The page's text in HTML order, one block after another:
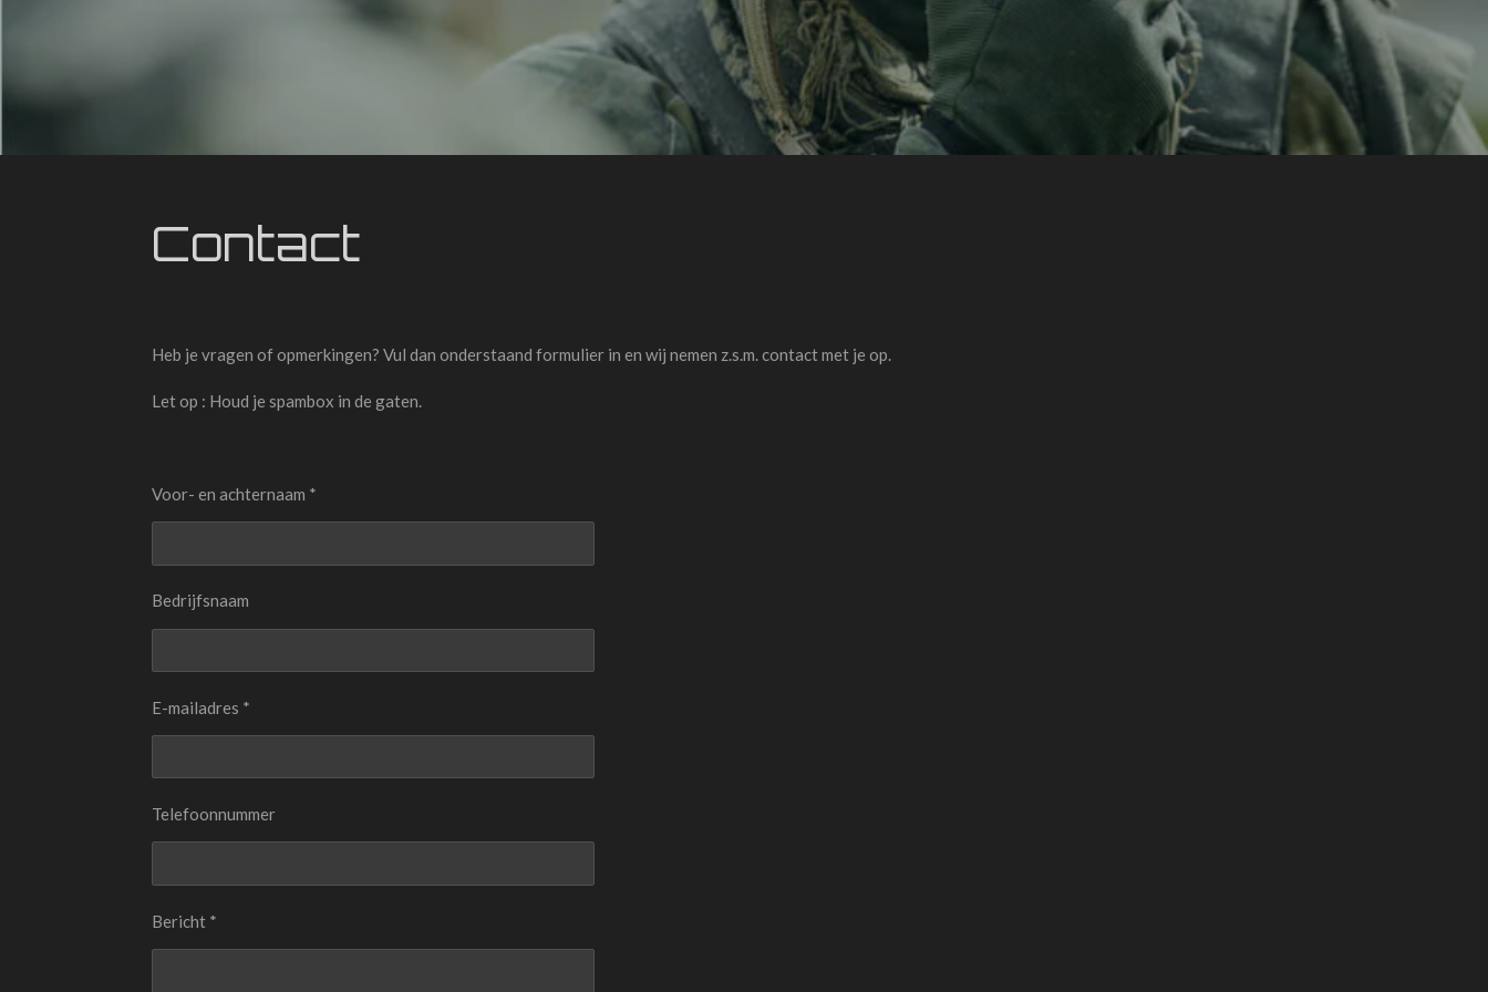
Contact
Heb je vragen of opmerkingen? Vul dan onderstaand formulier in en wij nemen z.s.m. contact met je op.
Let op : Houd je spambox in de gaten.
Voor- en achternaam *
Bedrijfsnaam
E-mailadres *
Telefoonnummer
Bericht *